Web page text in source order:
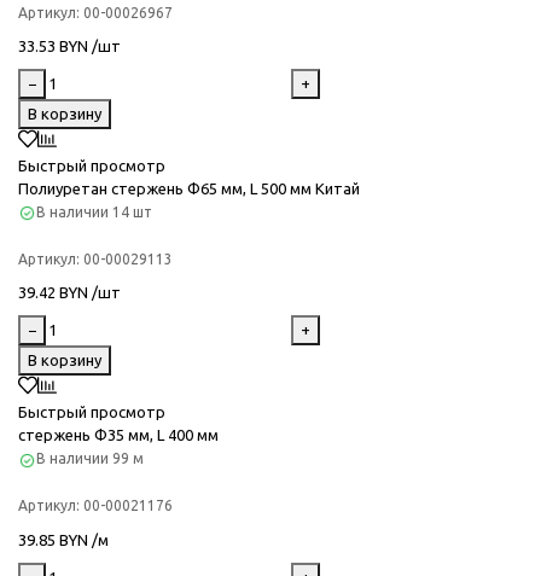
Артикул: 00-00026967
33.53 BYN /шт
−
+
В корзину
Быстрый просмотр
Полиуретан стержень Ф65 мм, L 500 мм Китай
В наличии 14 шт
Артикул: 00-00029113
39.42 BYN /шт
−
+
В корзину
Быстрый просмотр
стержень Ф35 мм, L 400 мм
В наличии 99 м
Артикул: 00-00021176
39.85 BYN /м